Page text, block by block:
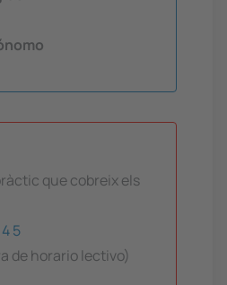
que cobreix els
45
de horario lectivo)